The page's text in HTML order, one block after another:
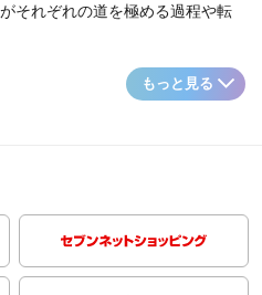
それぞれの道を極める過程や転
もっと見る